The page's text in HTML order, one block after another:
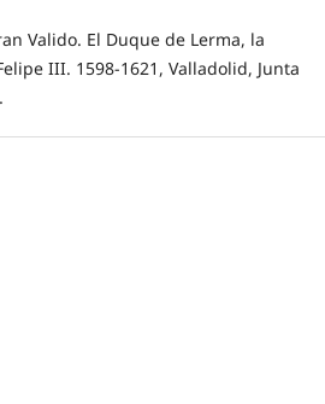
Valido. El Duque de Lerma, la
III. 1598-1621, Valladolid, Junta